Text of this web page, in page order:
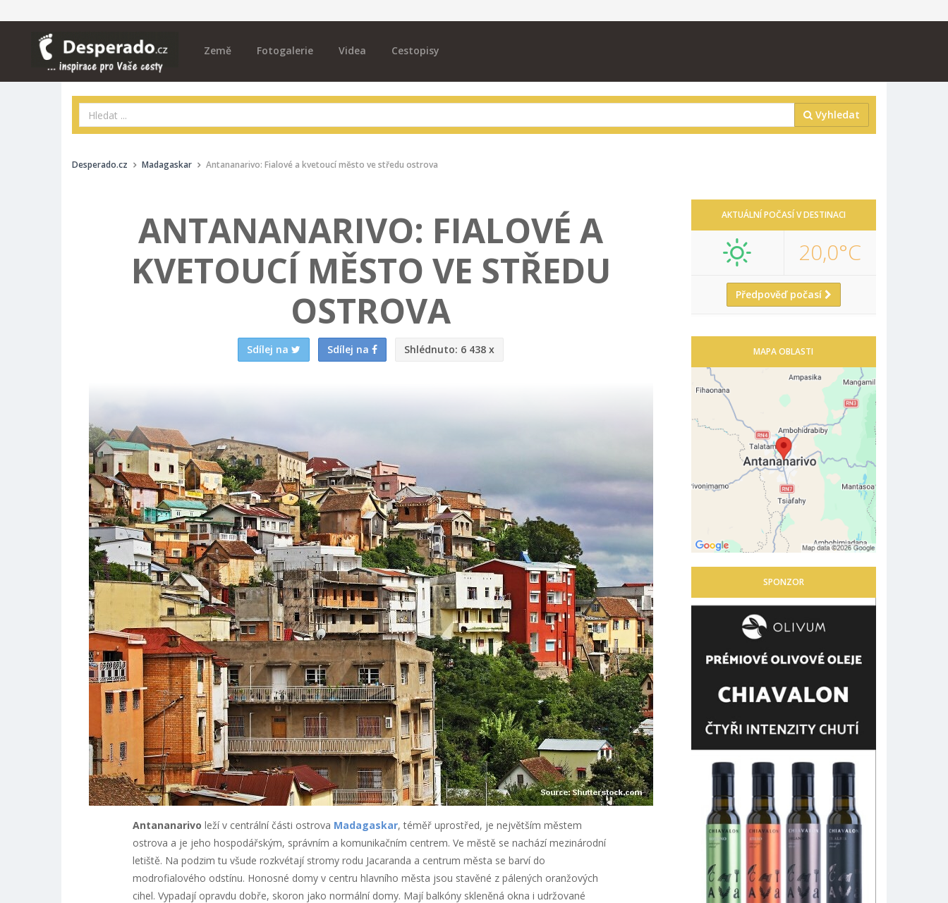
Země Fotogalerie Videa Cestopisy
Vyhledat
Desperado.cz Madagaskar Antananarivo: Fialové a kvetoucí město ve středu ostrova
ANTANANARIVO: FIALOVÉ A
KVETOUCÍ MĚSTO VE STŘEDU
OSTROVA
Sdílej na Sdílej na Shlédnuto: 6 438 x
Antananarivo leží v centrální části ostrova Madagaskar, téměř uprostřed, je největším městem
ostrova a je jeho hospodářským, správním a komunikačním centrem. Ve městě se nachází mezinárodní
letiště. Na podzim tu všude rozkvétají stromy rodu Jacaranda a centrum města se barví do
modrofialového odstínu. Honosné domy v centru hlavního města jsou stavěné z pálených oranžových
cihel. Vypadají opravdu dobře, skoron jako normální domy. Mají balkóny skleněná okna i udržované
AKTUÁLNÍ POČASÍ V DESTINACI
20,0°C
Předpověď počasí
MAPA OBLASTI
SPONZOR